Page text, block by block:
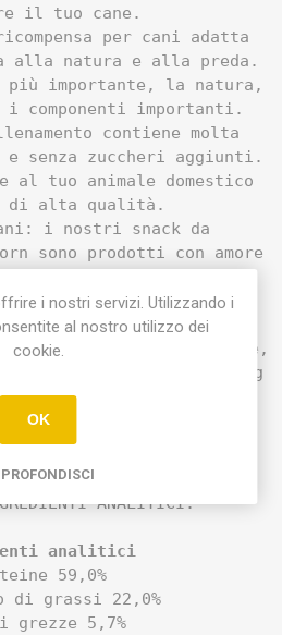
il tuo cane.
per cani adatta
alla natura e alla preda.
importante, la natura,
importanti.
contiene molta
senza zuccheri aggiunti.
al tuo animale domestico
di alta qualità.
i nostri snack da
sono prodotti con amore
questi snack sono
cuccioli e anziani.
contenuto di carne,
i nostri Wildborn Training
allontanerà mai da te.
gelatina, glicerina
ANALITICI:
analitici
​​59,0%
di grassi 22,0%
grezze 5,7%
i nostri servizi. Utilizzando i
al nostro utilizzo dei
cookie.
OK